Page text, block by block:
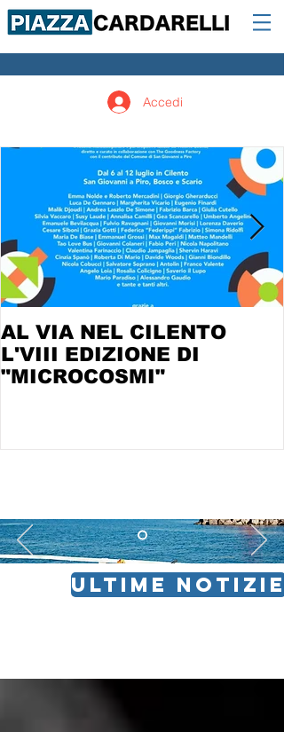
Accedi
AL VIA NEL CILENTO
L'VIII EDIZIONE DI
"MICROCOSMI"
ULTIME NOTIZIE